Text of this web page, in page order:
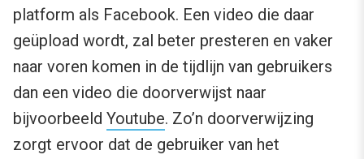
platform als Facebook. Een video die daar
geüpload wordt, zal beter presteren en vaker
naar voren komen in de tijdlijn van gebruikers
dan een video die doorverwijst naar
bijvoorbeeld Youtube. Zo’n doorverwijzing
zorgt ervoor dat de gebruiker van het